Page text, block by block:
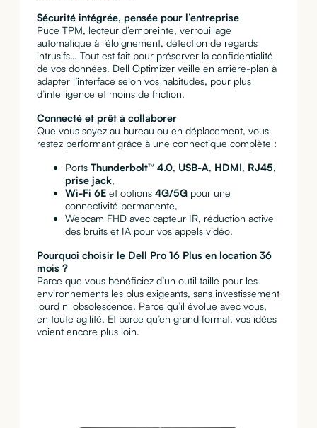
Sécurité intégrée, pensée pour l’entreprise
Puce TPM, lecteur d’empreinte, verrouillage
automatique à l’éloignement, détection de regards
intrusifs… Tout est fait pour préserver la confidentialité
de vos données. Dell Optimizer veille en arrière-plan à
adapter l’interface selon vos habitudes, pour plus
d’intelligence et moins de friction.
Connecté et prêt à collaborer
Que vous soyez au bureau ou en déplacement, vous
restez performant grâce à une connectique complète :
Ports Thunderbolt™ 4.0, USB-A, HDMI, RJ45,
prise jack,
Wi-Fi 6Eet options 4G/5Gpour une
connectivité permanente,
Webcam FHD avec capteur IR, réduction active
des bruits et IA pour vos appels vidéo.
Pourquoi choisir le Dell Pro 16 Plus en location 36
mois ?
Parce que vous bénéficiez d’un outil taillé pour les
environnements les plus exigeants, sans investissement
lourd ni obsolescence. Parce qu’il évolue avec vous,
en toute agilité. Et parce qu’en grand format, vos idées
voient encore plus loin.